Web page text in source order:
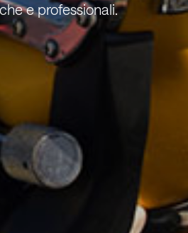
e professionali.